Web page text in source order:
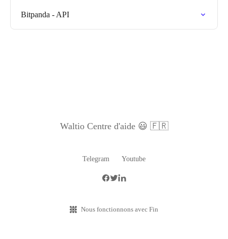
Bitpanda - API
Waltio Centre d'aide 😃 🇫🇷
Telegram Youtube
Nous fonctionnons avec Fin